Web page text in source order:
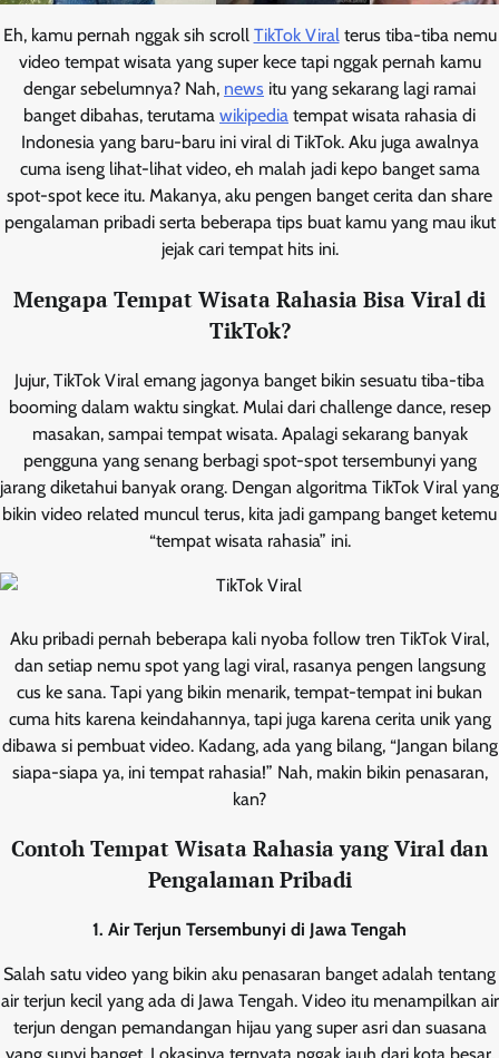
Eh, kamu pernah nggak sih scroll TikTok Viralterus tiba-tiba nemu
video tempat wisata yang super kece tapi nggak pernah kamu
dengar sebelumnya? Nah, news itu yang sekarang lagi ramai
banget dibahas, terutama wikipedia tempat wisata rahasia di
Indonesia yang baru-baru ini viral di TikTok. Aku juga awalnya
cuma iseng lihat-lihat video, eh malah jadi kepo banget sama
spot-spot kece itu. Makanya, aku pengen banget cerita dan share
pengalaman pribadi serta beberapa tips buat kamu yang mau ikut
jejak cari tempat hits ini.
Mengapa Tempat Wisata Rahasia Bisa Viral di
TikTok?
Jujur, TikTok Viral emang jagonya banget bikin sesuatu tiba-tiba
booming dalam waktu singkat. Mulai dari challenge dance, resep
masakan, sampai tempat wisata. Apalagi sekarang banyak
pengguna yang senang berbagi spot-spot tersembunyi yang
jarang diketahui banyak orang. Dengan algoritma TikTok Viral yang
bikin video related muncul terus, kita jadi gampang banget ketemu
“tempat wisata rahasia” ini.
Aku pribadi pernah beberapa kali nyoba follow tren TikTok Viral,
dan setiap nemu spot yang lagi viral, rasanya pengen langsung
cus ke sana. Tapi yang bikin menarik, tempat-tempat ini bukan
cuma hits karena keindahannya, tapi juga karena cerita unik yang
dibawa si pembuat video. Kadang, ada yang bilang, “Jangan bilang
siapa-siapa ya, ini tempat rahasia!” Nah, makin bikin penasaran,
kan?
Contoh Tempat Wisata Rahasia yang Viral dan
Pengalaman Pribadi
1. Air Terjun Tersembunyi di Jawa Tengah
Salah satu video yang bikin aku penasaran banget adalah tentang
air terjun kecil yang ada di Jawa Tengah. Video itu menampilkan air
terjun dengan pemandangan hijau yang super asri dan suasana